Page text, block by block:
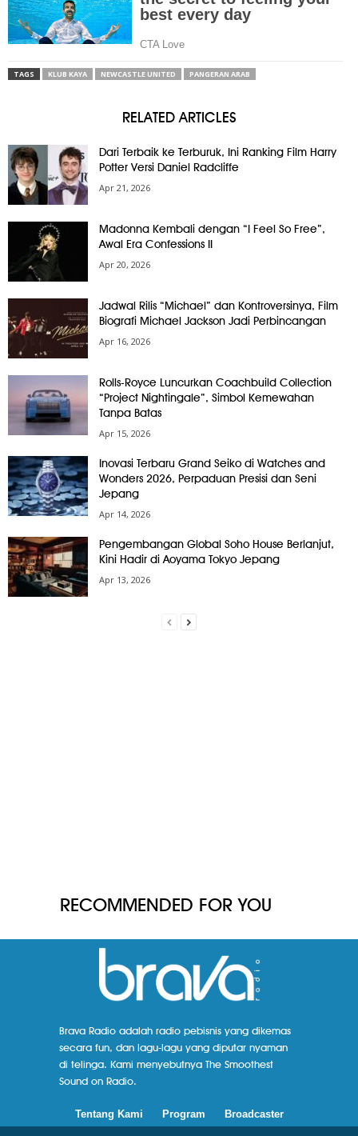
TAGS KLUB KAYA NEWCASTLE UNITED PANGERAN ARAB
RELATED ARTICLES
Dari Terbaik ke Terburuk, Ini Ranking Film Harry
Potter Versi Daniel Radcliffe
Apr 21, 2026
Madonna Kembali dengan “I Feel So Free”,
Awal Era Confessions II
Apr 20, 2026
Jadwal Rilis “Michael” dan Kontroversinya, Film
Biografi Michael Jackson Jadi Perbincangan
Apr 16, 2026
Rolls-Royce Luncurkan Coachbuild Collection
“Project Nightingale”, Simbol Kemewahan
Tanpa Batas
Apr 15, 2026
Inovasi Terbaru Grand Seiko di Watches and
Wonders 2026, Perpaduan Presisi dan Seni
Jepang
Apr 14, 2026
Pengembangan Global Soho House Berlanjut,
Kini Hadir di Aoyama Tokyo Jepang
Apr 13, 2026
RECOMMENDED FOR YOU
Brava Radio adalah radio pebisnis yang dikemas
secara fun, dan lagu-lagu yang diputar nyaman
di telinga. Kami menyebutnya The Smoothest
Sound on Radio.
Tentang Kami Program Broadcaster